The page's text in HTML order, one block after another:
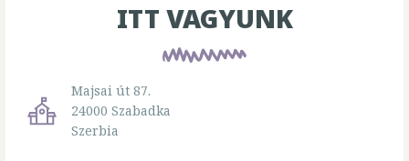
ITT VAGYUNK
Majsai út 87.
24000 Szabadka
Szerbia